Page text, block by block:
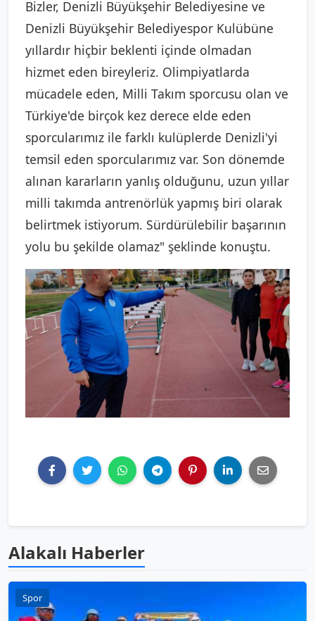
Bizler, Denizli Büyükşehir Belediyesine ve
Denizli Büyükşehir Belediyespor Kulübüne
yıllardır hiçbir beklenti içinde olmadan
hizmet eden bireyleriz. Olimpiyatlarda
mücadele eden, Milli Takım sporcusu olan ve
Türkiye'de birçok kez derece elde eden
sporcularımız ile farklı kulüplerde Denizli'yi
temsil eden sporcularımız var. Son dönemde
alınan kararların yanlış olduğunu, uzun yıllar
milli takımda antrenörlük yapmış biri olarak
belirtmek istiyorum. Sürdürülebilir başarının
yolu bu şekilde olamaz" şeklinde konuştu.
Alakalı Haberler
Spor